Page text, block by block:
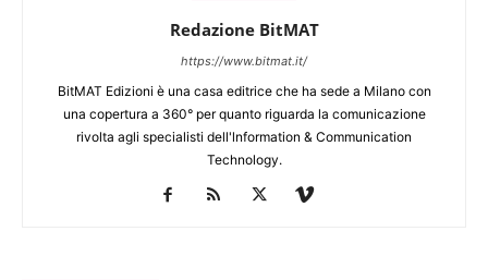
Redazione BitMAT
https://www.bitmat.it/
BitMAT Edizioni è una casa editrice che ha sede a Milano con
una copertura a 360° per quanto riguarda la comunicazione
rivolta agli specialisti dell'lnformation & Communication
Technology.